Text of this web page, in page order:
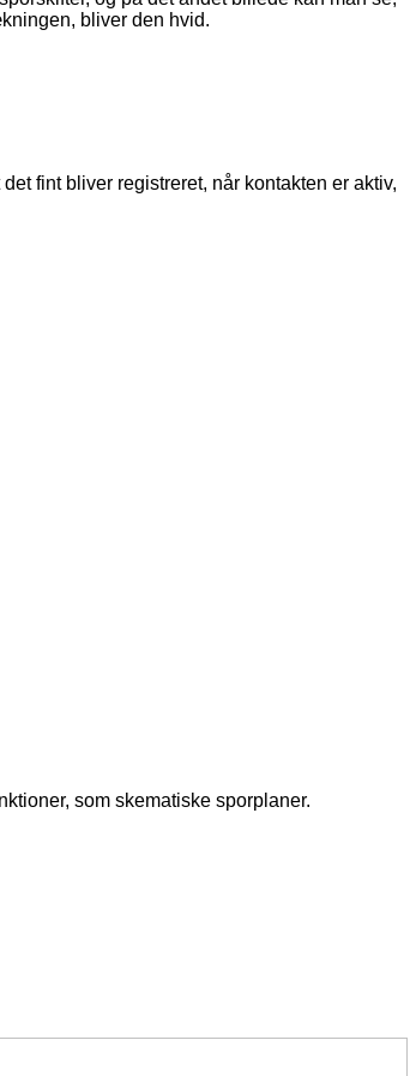
bliver den hvid.
fint bliver registreret, når kontakten er aktiv,
som skematiske sporplaner.